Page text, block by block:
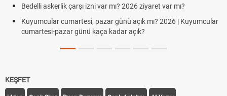
Bedelli askerlik çarşı izni var mı? 2026 ziyaret var mı?
Kuyumcular cumartesi, pazar günü açık mı? 2026 | Kuyumcular
cumartesi-pazar günü kaça kadar açık?
KEŞFET